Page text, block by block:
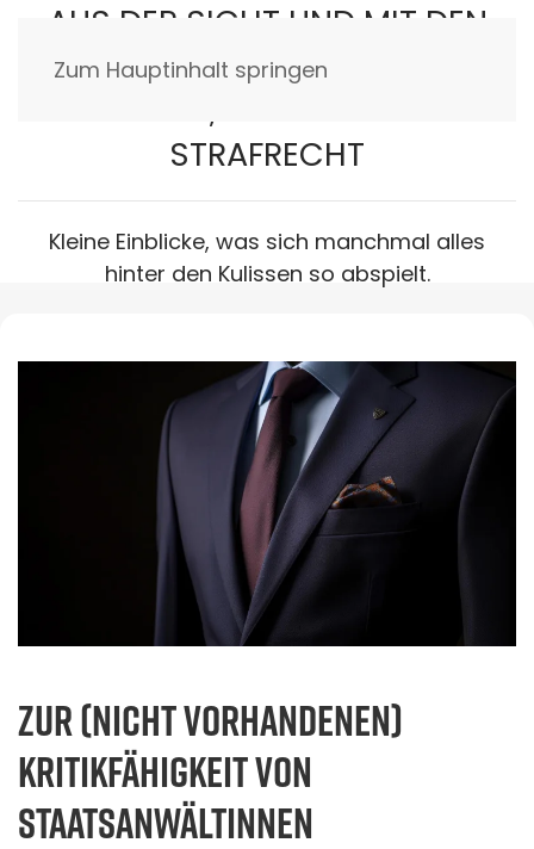
Zum Hauptinhalt springen
AUS DER SICHT UND MIT DEN
WORTEN VON ...
KIM MÜLLER, FACHANWALT FÜR
STRAFRECHT
Kleine Einblicke, was sich manchmal alles
hinter den Kulissen so abspielt.
ZUR (NICHT VORHANDENEN)
KRITIKFÄHIGKEIT VON
STAATSANWÄLTINNEN